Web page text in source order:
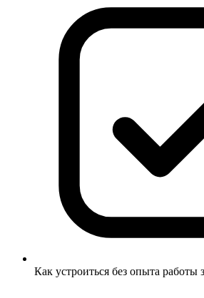
Как устроиться без опыта работы